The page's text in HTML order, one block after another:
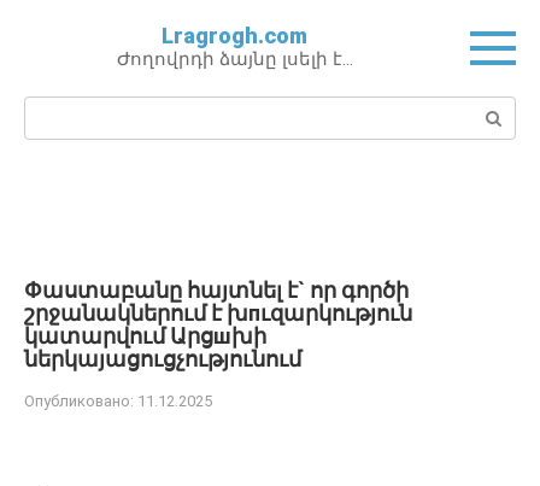
Lragrogh.com
Ժողովրդի ձայնը լսելի է…
Поиск:
Փաստաբանը հայտնել է` որ գործի
շրջանակներում է խпւզարկություն
կատարվում Արցшխի
ներկայացուցչությունում
Опубликовано: 11.12.2025